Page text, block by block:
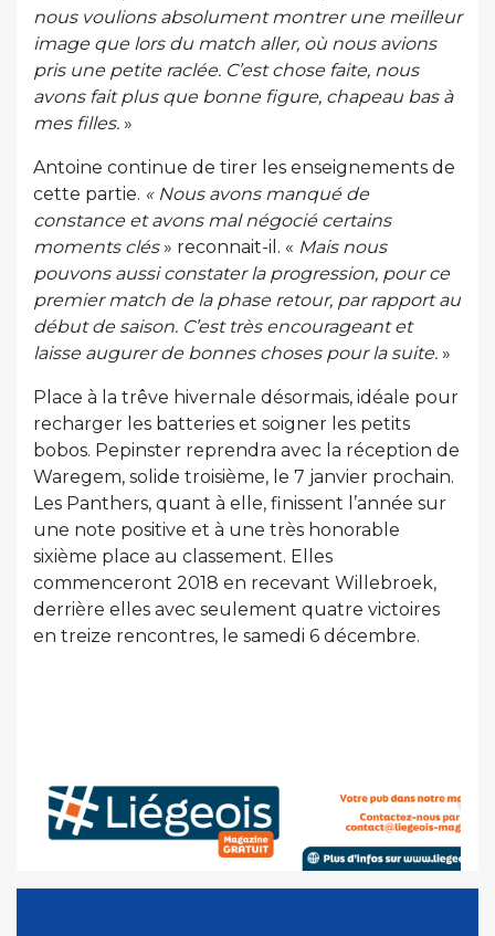
nous voulions absolument montrer une meilleur
image que lors du match aller, où nous avions
pris une petite raclée. C’est chose faite, nous
avons fait plus que bonne figure, chapeau bas à
mes filles. »
Antoine continue de tirer les enseignements de
cette partie. « Nous avons manqué de
constance et avons mal négocié certains
moments clés» reconnait-il. « Mais nous
pouvons aussi constater la progression, pour ce
premier match de la phase retour, par rapport au
début de saison. C’est très encourageant et
laisse augurer de bonnes choses pour la suite. »
Place à la trêve hivernale désormais, idéale pour
recharger les batteries et soigner les petits
bobos. Pepinster reprendra avec la réception de
Waregem, solide troisième, le 7 janvier prochain.
Les Panthers, quant à elle, finissent l’année sur
une note positive et à une très honorable
sixième place au classement. Elles
commenceront 2018 en recevant Willebroek,
derrière elles avec seulement quatre victoires
en treize rencontres, le samedi 6 décembre.